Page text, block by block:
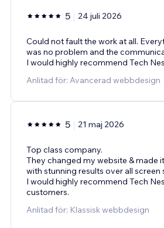
5 24 juli 2026
Could not fault the work at all.
was no problem and the
I would highly recommend Tech
Anlitad för: Avancerad webbdesign
5 21 maj 2026
Top class company.
They changed my website & made
with stunning results over all screen
I would highly recommend Tech
customers.
Anlitad för: Klassisk webbdesign